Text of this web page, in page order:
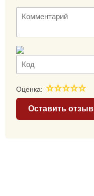
Оценка:
Оставить отзыв